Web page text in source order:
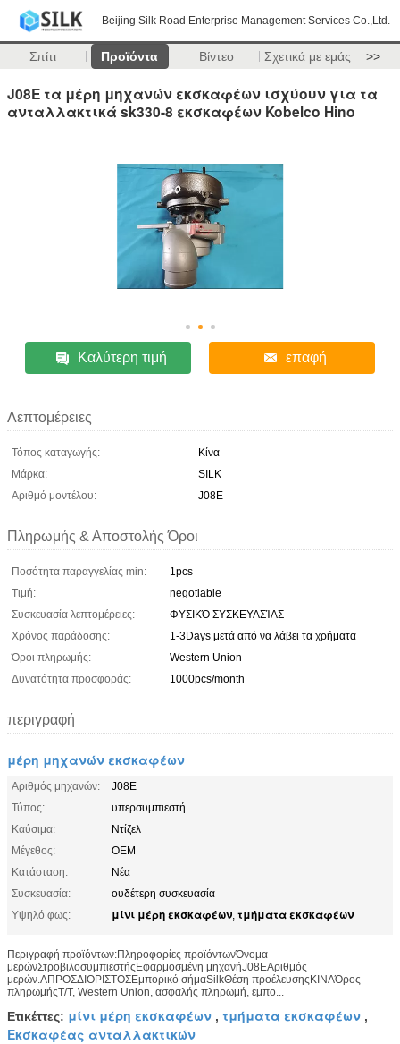
Beijing Silk Road Enterprise Management Services Co.,Ltd.
Σπίτι Προϊόντα Βίντεο Σχετικά με εμάς >>
J08E τα μέρη μηχανών εκσκαφέων ισχύουν για τα
ανταλλακτικά sk330-8 εκσκαφέων Kobelco Hino
Καλύτερη τιμή επαφή
Λεπτομέρειες
Τόπος καταγωγής:
Κίνα
Μάρκα:
SILK
Αριθμό μοντέλου:
J08E
Πληρωμής & Αποστολής Όροι
Ποσότητα παραγγελίας min:
1pcs
Τιμή:
negotiable
Συσκευασία λεπτομέρειες:
ΦΥΣΙΚΌ ΣΥΣΚΕΥΑΣΊΑΣ
Χρόνος παράδοσης:
1-3Days μετά από να λάβει τα χρήματα
Όροι πληρωμής:
Western Union
Δυνατότητα προσφοράς:
1000pcs/month
περιγραφή
μέρη μηχανών εκσκαφέων
Αριθμός μηχανών:
J08E
Τύπος:
υπερσυμπιεστή
Καύσιμα:
Ντίζελ
Μέγεθος:
OEM
Κατάσταση:
Νέα
Συσκευασία:
ουδέτερη συσκευασία
Υψηλό φως:
μίνι μέρη εκσκαφέων, τμήματα εκσκαφέων
Περιγραφή προϊόντων:Πληροφορίες προϊόντωνΌνομα
μερώνΣτροβιλοσυμπιεστήςΕφαρμοσμένη μηχανήJ08EΑριθμός
μερών.ΑΠΡΟΣΔΙΟΡΙΣΤΟΣΕμπορικό σήμαSilkΘέση προέλευσηςΚΙΝΑΌρος
πληρωμήςT/T, Western Union, ασφαλής πληρωμή, εμπο...
Ετικέττες: μίνι μέρη εκσκαφέων , τμήματα εκσκαφέων ,
Εκσκαφέας ανταλλακτικών